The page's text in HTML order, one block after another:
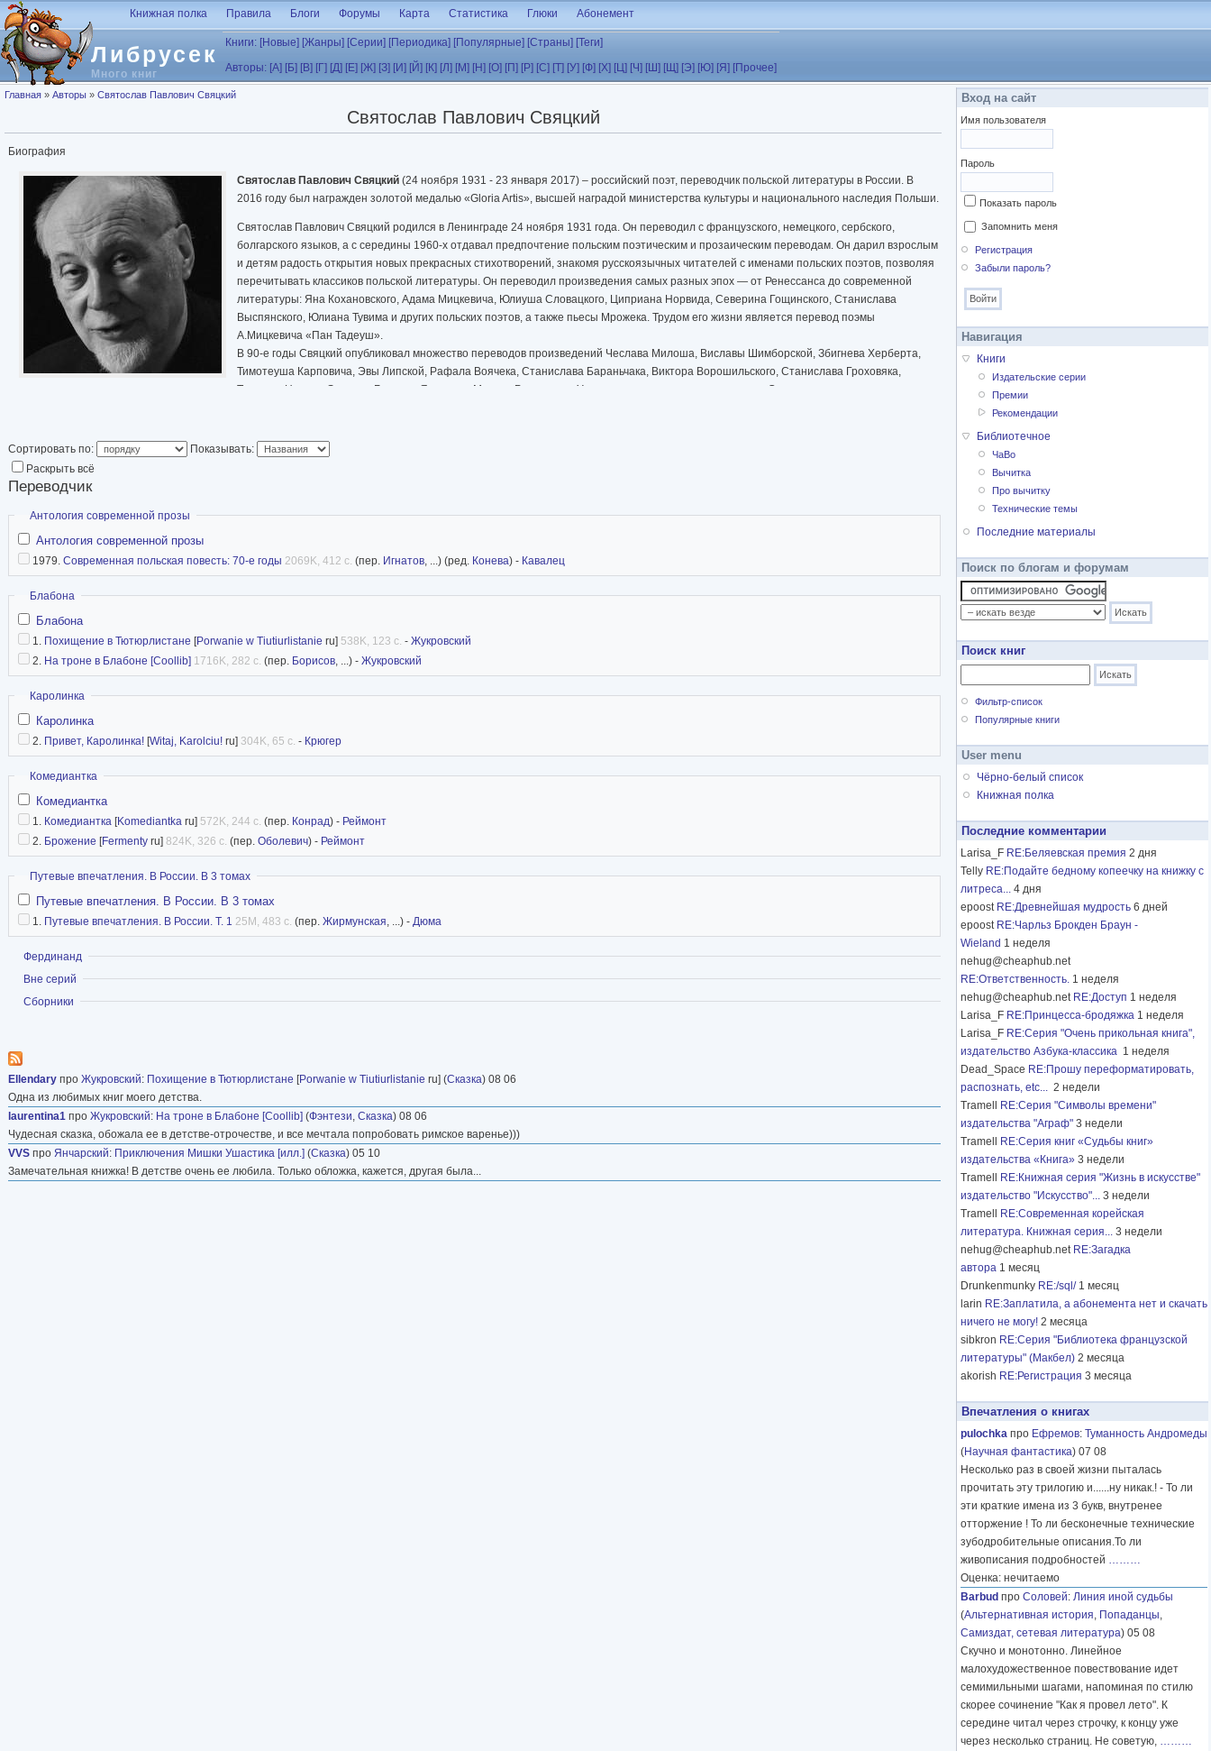
Перейти к основному содержанию
Либрусек
Много книг
Книжная полка Правила Блоги Форумы Карта Статистика Глюки Абонемент
Книги: [Новые] [Жанры] [Серии] [Периодика] [Популярные] [Страны] [Теги]
Авторы: [А] [Б] [В] [Г] [Д] [Е] [Ж] [З] [И] [Й] [К] [Л] [М] [Н] [О] [П] [Р] [С] [Т] [У] [Ф] [Х] [Ц] [Ч] [Ш] [Щ] [Э] [Ю] [Я] [Прочее]
Вы здесь
Главная » Авторы » Святослав Павлович Свяцкий
Святослав Павлович Свяцкий
Биография
Святослав Павлович Свяцкий (24 ноября 1931 - 23 января 2017) – российский поэт, переводчик польской литературы в России. В
2016 году был награжден золотой медалью «Gloria Artis», высшей наградой министерства культуры и национального наследия Польши.
Святослав Павлович Свяцкий родился в Ленинграде 24 ноября 1931 года. Он переводил с французского, немецкого, сербского,
болгарского языков, а с середины 1960-х отдавал предпочтение польским поэтическим и прозаическим переводам. Он дарил взрослым
и детям радость открытия новых прекрасных стихотворений, знакомя русскоязычных читателей с именами польских поэтов, позволяя
перечитывать классиков польской литературы. Он переводил произведения самых разных эпох — от Ренессан­са до современной
литературы: Яна Кохановского, Адама Мицкевича, Юлиуша Словацкого, Циприана Норвида, Северина Гощинского, Станислава
Выспянского, Юлиана Тувима и других польских поэтов, а также пьесы Мрожека. Трудом его жизни является перевод поэмы
А.Мицкевича «Пан Тадеуш».
В 90-е годы Свяцкий опубликовал множество переводов произведений Чес­лава Милоша, Виславы Шимборской, Збигнева Херберта,
Тимотеуша Карповича, Эвы Липской, Рафала Воячека, Стани­слава Бараньчака, Виктора Ворошильского, Станислава Гроховяка,
Тадеуша Новака, Эрнеста Брылля, Ярослава Марека Рымкевича. Уже в начале нашего века переводы Свяцкого появились в изданных в
Награжден медалью «За заслуги для польской культуры» и премии ZAiKS – польского Союза авторов и сценических композиторов (обе в 1970 г.). Лауреат премии им. Анджея
Дравича (2002 г.). В 2011 году он стал четвёртым в мире и первым в России обладателем титула «Посла польского языка за рубежом».
источник
Сортировать по:
Показывать:
Раскрыть всё
Переводчик
Скрыть
Антология современной прозы
Антология современной прозы
1979. Современная польская повесть: 70-е годы 2069K, 412 с. (пер. Игнатов, ...) (ред. Конева) - Кавалец
Скрыть
Блабона
Блабона
1. Похищение в Тютюрлистане [Porwanie w Tiutiurlistanie ru] 538K, 123 с. - Жукровский
2. На троне в Блабоне [Coollib] 1716K, 282 с. (пер. Борисов, ...) - Жукровский
Скрыть
Каролинка
Каролинка
2. Привет, Каролинка! [Witaj, Karolciu! ru] 304K, 65 с. - Крюгер
Скрыть
Комедиантка
Комедиантка
1. Комедиантка [Komediantka ru] 572K, 244 с. (пер. Конрад) - Реймонт
2. Брожение [Fermenty ru] 824K, 326 с. (пер. Оболевич) - Реймонт
Скрыть
Путевые впечатления. В России. В 3 томах
Путевые впечатления. В России. В 3 томах
1. Путевые впечатления. В России. Т. 1 25M, 483 с. (пер. Жирмунская, ...) - Дюма
Показать
Фердинанд
Показать
Вне серий
Показать
Сборники
Ellendary про Жукровский: Похищение в Тютюрлистане [Porwanie w Tiutiurlistanie ru] (Сказка) 08 06
Одна из любимых книг моего детства.
laurentina1 про Жукровский: На троне в Блабоне [Coollib] (Фэнтези, Сказка) 08 06
Чудесная сказка, обожала ее в детстве-отрочестве, и все мечтала попробовать римское варенье)))
VVS про Янчарский: Приключения Мишки Ушастика [илл.] (Сказка) 05 10
Замечательная книжка! В детстве очень ее любила. Только обложка, кажется, другая была...
Вход на сайт
Имя пользователя
Пароль
Показать пароль
Запомнить меня
Регистрация
Забыли пароль?
Навигация
Книги
Издательские серии
Премии
Рекомендации
Библиотечное
ЧаВо
Вычитка
Про вычитку
Технические темы
Последние материалы
Поиск по блогам и форумам
Поиск книг
Фильтр-список
Популярные книги
User menu
Чёрно-белый список
Книжная полка
Последние комментарии
Larisa_F RE:Беляевская премия 2 дня
Telly RE:Подайте бедному копеечку на книжку с
литреса... 4 дня
epoost RE:Древнейшая мудрость 6 дней
epoost RE:Чарльз Брокден Браун -
Wieland 1 неделя
nehug@cheaphub.net
RE:Ответственность. 1 неделя
nehug@cheaphub.net RE:Доступ 1 неделя
Larisa_F RE:Принцесса-бродяжка 1 неделя
Larisa_F RE:Серия "Очень прикольная книга",
издательство Азбука-классика 1 неделя
Dead_Space RE:Прошу переформатировать,
распознать, etc... 2 недели
Tramell
RE:Серия "Символы времени"
издательства "Аграф" 3 недели
Tramell
RE:Серия книг «Судьбы книг»
издательства «Книга» 3 недели
Tramell
RE:Книжная серия "Жизнь в искусстве"
издательство "Искусство"... 3 недели
Tramell
RE:Современная корейская
литература. Книжная серия... 3 недели
nehug@cheaphub.net RE:Загадка
автора 1 месяц
Drunkenmunky RE:/sql/ 1 месяц
larin RE:Заплатила, а абонемента нет и скачать
ничего не могу! 2 месяца
sibkron RE:Серия "Библиотека французской
литературы" (Макбел) 2 месяца
akorish RE:Регистрация 3 месяца
Впечатления о книгах
pulochka про Ефремов: Туманность Андромеды
(Научная фантастика) 07 08
Несколько раз в своей жизни пыталась
прочитать эту трилогию и......ну никак.! - То ли
эти краткие имена из 3 букв, внутренее
отторжение ! То ли бесконечные технические
зубодробительные описания.То ли
живописания подробностей ………
Оценка: нечитаемо
Barbud про Соловей: Линия иной судьбы
(Альтернативная история, Попаданцы,
Самиздат, сетевая литература) 05 08
Скучно и монотонно. Линейное
малохудожественное повествование идет
семимильными шагами, напоминая по стилю
скорее сочинение "Как я провел лето". К
середине читал через строчку, к концу уже
через несколько страниц. Не советую, ………